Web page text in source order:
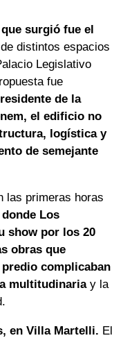
surgió fue el
distintos espacios
Legislativo
fue
de la
el edificio no
logística y
de semejante
las primeras horas
Los
show por los 20
obras que
complicaban
multitudinariay la
en Villa Martelli. El